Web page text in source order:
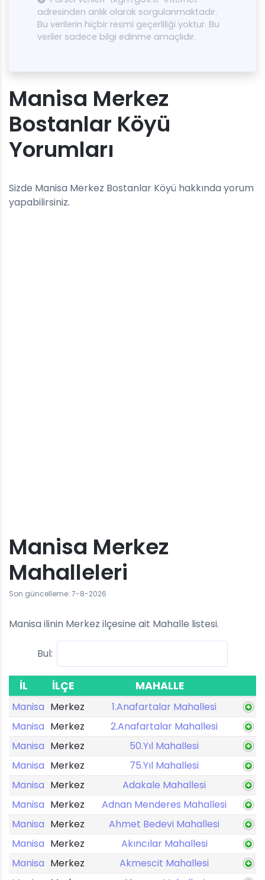
adresinden anlık olarak sorgulanmaktadır.
Bu verilerin hiçbir resmi geçerliliği yoktur. Bu
veriler sadece bilgi edinme amaçlıdır.
Manisa Merkez
Bostanlar Köyü
Yorumları
Sizde Manisa Merkez Bostanlar Köyü hakkında yorum
yapabilirsiniz.
Manisa Merkez
Mahalleleri
Son güncelleme: 7-8-2026
Manisa ilinin Merkez ilçesine ait Mahalle listesi.
Bul:
İL İLÇE MAHALLE
Manisa Merkez
1.Anafartalar Mahallesi
Manisa Merkez
2.Anafartalar Mahallesi
Manisa Merkez
50.Yıl Mahallesi
Manisa Merkez
75.Yıl Mahallesi
Manisa Merkez
Adakale Mahallesi
Manisa Merkez
Adnan Menderes Mahallesi
Manisa Merkez
Ahmet Bedevi Mahallesi
Manisa Merkez
Akıncılar Mahallesi
Manisa Merkez
Akmescit Mahallesi